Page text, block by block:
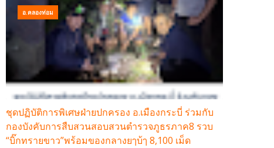
อ.คลองท่อม
ชุดปฏิบัติการพิเศษฝ่ายปกครอง อ.เมืองกระบี่ ร่วมกับ
กองบังคับการสืบสวนสอบสวนตำรวจภูธรภาค8 รวบ
“บิ๊กทรายขาว”พร้อมของกลางยๅบ้ๅ 8,100 เม็ด